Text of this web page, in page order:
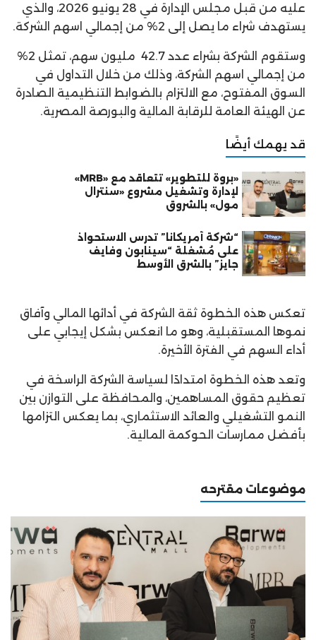
عليه من قبل مجلس الإدارة في 28 يونيو 2026، والذي
يستهدف شراء ما يصل إلى 2% من إجمالي اسهم الشركة.
وستقوم الشركة بشراء عدد 42.7
مليون سهم، تمثل 2%
من إجمالي اسهم الشركة، وذلك من خلال التداول في
السوق المفتوح، مع الالتزام بالضوابط التنظيمية الصادرة
عن الهيئة العامة للرقابة المالية والبورصة المصرية.
قد يهمك أيضًا
«بروة للتطوير» تتعاقد مع «MRB»
لإدارة وتشغيل مشروع «سنترال
مول» بالشروق
“شركة أمريكانا” تدرس الاستحواذ
على مُشغلة “سينابون وفايف
جايز” بالشرق الأوسط
تعكس هذه الخطوة ثقة الشركة في أدائها المالي وآفاق
نموها المستقبلية، وهو ما انعكس بشكل إيجابي على
أداء السهم في الفترة الأخيرة.
وتعد هذه الخطوة امتدادًا لسياسة الشركة الراسخة في
تعظيم حقوق المساهمين، والمحافظة على التوازن بين
النمو التشغيلي والعائد الاستثماري، بما يعكس التزامها
بأفضل ممارسات الحوكمة المالية.
موضوعات مقترحه